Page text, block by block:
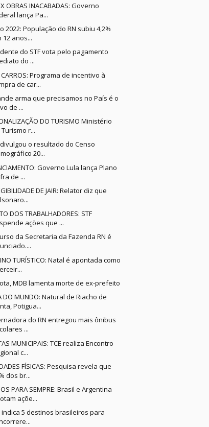
OBRAS INACABADAS: Governo
lança Pa...
2022: População do RN subiu 4,2%
12 anos...
do STF vota pelo pagamento
do ...
CARROS: Programa de incentivo à
de car...
arma que precisamos no País é o
de ...
DO TURISMO Ministério
r...
divulgou o resultado do Censo
20...
Governo Lula lança Plano
de ...
DE JAIR: Relator diz que
DOS TRABALHADORES: STF
ações que ...
da Secretaria da Fazenda RN é
TURÍSTICO: Natal é apontada como
MDB lamenta morte de ex-prefeito
DO MUNDO: Natural de Riacho de
Potigua...
do RN entregou mais ônibus
...
MUNICIPAIS: TCE realiza Encontro
c...
FÍSICAS: Pesquisa revela que
dos br...
PARA SEMPRE: Brasil e Argentina
açõe...
indica 5 destinos brasileiros para